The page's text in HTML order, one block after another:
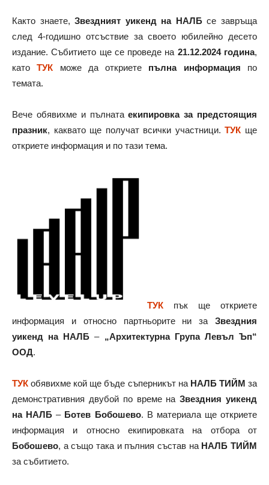
Както знаете,Звездният уикенд на НАЛБсе завръща
след 4-годишно отсъствие за своето юбилейно десето
издание. Събитието ще се проведе на 21.12.2024 година,
катоТУК може да откриете пълна информация по
темата.
Вече обявихме и пълнатаекипировка за предстоящия
празник, каквато ще получат всички участници.ТУК ще
откриете информация и по тази тема.
ТУК пък ще откриете
информация и относно партньорите ни за Звездния
уикенд на НАЛБ – „Архитектурна Група Левъл Ъп“
ООД.
ТУК обявихме кой ще бъде съперникът на НАЛБ ТИЙМ за
демонстративния двубой по време наЗвездния уикенд
на НАЛБ – Ботев Бобошево. В материала ще откриете
информация и относно екипировката на отбора от
Бобошево, а също така и пълния състав на НАЛБ ТИЙМ
за събитието.